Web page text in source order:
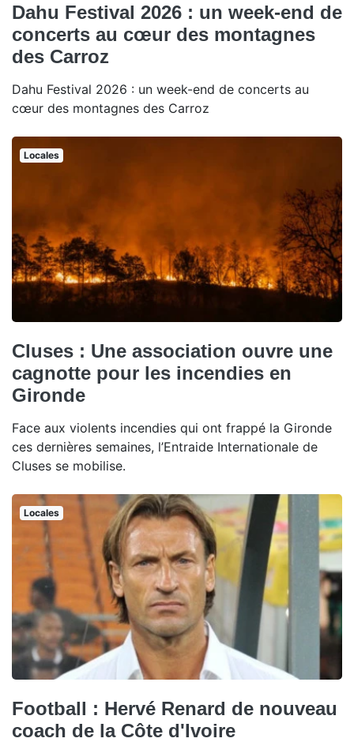
Dahu Festival 2026 : un week-end de
concerts au cœur des montagnes
des Carroz
Dahu Festival 2026 : un week-end de concerts au
cœur des montagnes des Carroz
Locales
Cluses : Une association ouvre une
cagnotte pour les incendies en
Gironde
Face aux violents incendies qui ont frappé la Gironde
ces dernières semaines, l’Entraide Internationale de
Cluses se mobilise.
Locales
Football : Hervé Renard de nouveau
coach de la Côte d'Ivoire